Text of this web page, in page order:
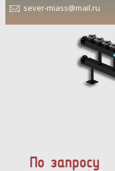
sever-miass@mail.ru
По запросу